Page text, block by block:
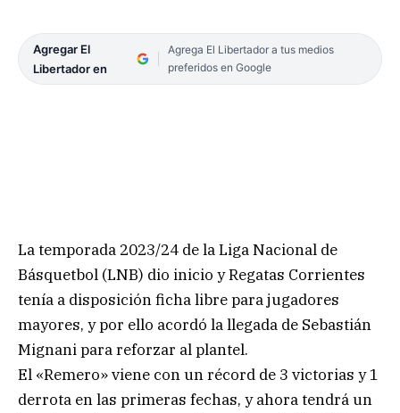
Agregar El
Libertador en
Agrega El Libertador a tus medios
preferidos en Google
La temporada 2023/24 de la Liga Nacional de
Básquetbol (LNB) dio inicio y Regatas Corrientes
tenía a disposición ficha libre para jugadores
mayores, y por ello acordó la llegada de Sebastián
Mignani para reforzar al plantel.
El «Remero» viene con un récord de 3 victorias y 1
derrota en las primeras fechas, y ahora tendrá un